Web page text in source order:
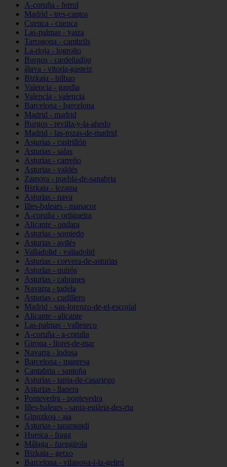
A-coruña - ferrol
Madrid - tres-cantos
Cuenca - cuenca
Las-palmas - yaiza
Tarragona - cambrils
La-rioja - logroño
Burgos - cardeñadijo
álava - vitoria-gasteiz
Bizkaia - bilbao
Valencia - gandia
Valencia - valencia
Barcelona - barcelona
Madrid - madrid
Burgos - revilla-y-la-ahedo
Madrid - las-rozas-de-madrid
Asturias - castrillón
Asturias - salas
Asturias - carreño
Asturias - valdés
Zamora - puebla-de-sanabria
Bizkaia - lezama
Asturias - nava
Illes-balears - manacor
A-coruña - ortigueira
Alicante - ondara
Asturias - somiedo
Asturias - avilés
Valladolid - valladolid
Asturias - corvera-de-asturias
Asturias - quirós
Asturias - cabranes
Navarra - tudela
Asturias - cudillero
Madrid - san-lorenzo-de-el-escorial
Alicante - alicante
Las-palmas - valleseco
A-coruña - a-coruña
Girona - lloret-de-mar
Navarra - lodosa
Barcelona - manresa
Cantabria - santoña
Asturias - tapia-de-casariego
Asturias - llanera
Pontevedra - pontevedra
Illes-balears - santa-eulària-des-riu
Gipuzkoa - aia
Asturias - taramundi
Huesca - fraga
Málaga - fuengirola
Bizkaia - getxo
Barcelona - vilanova-i-la-geltrú